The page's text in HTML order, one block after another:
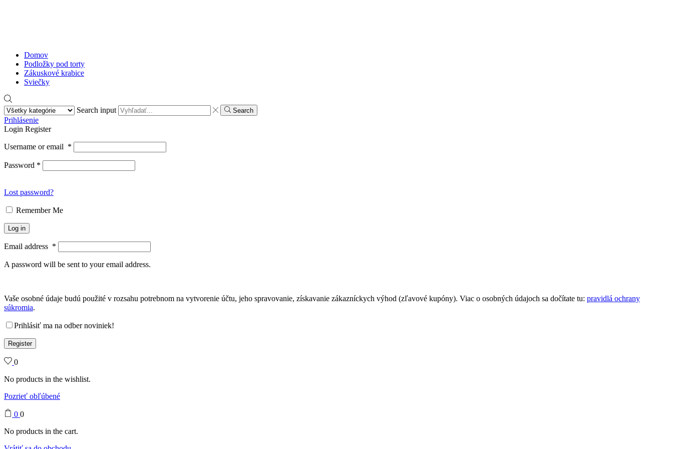
Domov
Podložky pod torty
Zákuskové krabice
Sviečky
Search input Search
Prihlásenie
Login Register
Username or email *
Password *
Lost password?
Remember Me
Log in
Email address *
A password will be sent to your email address.
Vaše osobné údaje budú použité v rozsahu potrebnom na vytvorenie účtu, jeho spravovanie, získavanie zákazníckych výhod (zľavové kupóny). Viac o osobných údajoch sa dočítate tu: pravidlá ochrany
súkromia.
Prihlásiť ma na odber noviniek!
Register
0
No products in the wishlist.
Pozrieť obľúbené
0 0
No products in the cart.